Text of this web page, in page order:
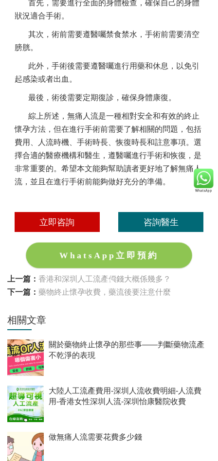
首先，需要進行全面的身體檢查，確保自己的身體
狀況適合手術。
其次，術前需要遵醫囑禁食禁水，手術前需要清空
膀胱。
此外，手術後需要遵醫囑進行用藥和休息，以免引
起感染或者出血。
最後，術後需要定期復診，確保身體康復。
綜上所述，無痛人流是一種相對安全和有效的終止
懷孕方法，但在進行手術前需要了解相關的問題，包括
費用、人流時機、手術時長、恢復時長和註意事項。選
擇合適的醫療機構和醫生，遵醫囑進行手術和恢復，是
非常重要的。希望本文能夠幫助讀者更好地了解無痛人
流，並且在進行手術前能夠做好充分的準備。
立即咨詢 咨詢醫生
WhatsApp立即預約
上一篇： 香港和深圳人工流產價錢大概係幾多？
下一篇： 藥物終止懷孕收費，藥流後要注意什麼
相關文章
關於藥物終止懷孕的那些事——判斷藥物流產
不乾淨的表現
大陸人工流產費用-深圳人流收費明細-人流費
用-香港女性深圳人流-深圳怡康醫院收費
做無痛人流需要花費多少錢